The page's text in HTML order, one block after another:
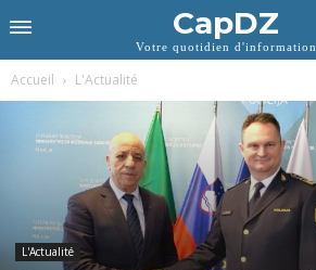
CapDZ
Votre quotidien d'information
Accueil L'Actualité
L'Actualité